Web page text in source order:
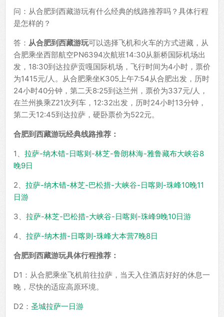
问：从合肥到西藏游玩有什么经典的线路推荐吗？具体行程
是怎样的？
答： 从合肥到西藏游玩可以选择飞机和火车的方式进藏，从
合肥乘坐西部航空PN6394次航班14:30从新桥国际机场出
发，18:30到达拉萨贡嘎国际机场，飞行时间为4小时，票价
为1415元/人。从合肥乘坐K305上午7:54从合肥出发，历时
24小时40分钟，第二天8:25到达兰州，票价为337元/人，
在兰州换乘Z21次列车，12:32出发，历时24小时13分钟，
第二天12:45到达拉萨，硬卧票价为522元。
合肥到西藏游玩经典线路推荐：
1、 拉萨-纳木错-日喀则-林芝-鲁朗林海-雅鲁藏布大峡谷8
晚9日
2、 拉萨-纳木错-林芝-巴松措-大峡谷-日喀则-珠峰10晚11
日游
3、 拉萨-林芝-巴松措-大峡谷-日喀则-珠峰9晚10日游
4、 拉萨-纳木措-日喀则-珠峰大本营7晚8日
合肥到西藏游玩具体行程推荐：
D1：从合肥乘坐飞机前往拉萨，当天入住酒店好好的休息一
晚，尽快的适应高原环境。
D2： 圣城拉萨一日游